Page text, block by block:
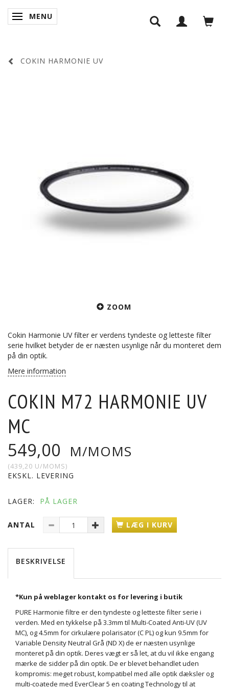
SKIFTE NAVIGATION
MENU
COKIN HARMONIE UV
ZOOM
Cokin Harmonie UV filter er verdens tyndeste og letteste filter
serie hvilket betyder de er næsten usynlige når du monteret dem
på din optik.
Mere information
COKIN M72 HARMONIE UV
MC
549,00 M/MOMS
(439,20 U/MOMS)
EKSKL. LEVERING
LAGER: PÅ LAGER
ANTAL LÆG I KURV
BESKRIVELSE
*Kun på weblager kontakt os for levering i butik
PURE Harmonie filtre er den tyndeste og letteste filter serie i
verden. Med en tykkelse på 3.3mm til Multi-Coated Anti-UV (UV
MC), og 4.5mm for cirkulære polarisator (C PL) og kun 9.5mm for
Variable Density Neutral Grå (ND X) de er næsten usynlige
monteret på din optik. Deres vægt er så let, at du vil ikke engang
mærke de sidder på din optik. De er blevet behandlet uden
kompromis: meget robust, kompatibel med alle optik dæksler og
multi-coatede med EverClear 5 en coating Technology til at